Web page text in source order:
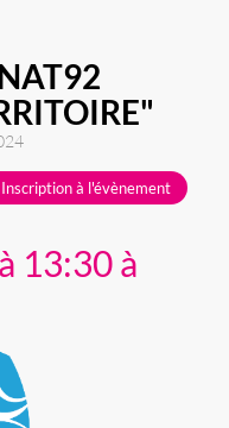
Inscription à l'évènement
13:30 à